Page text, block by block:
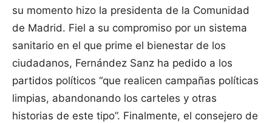
su momento hizo la presidenta de la Comunidad
de Madrid. Fiel a su compromiso por un sistema
sanitario en el que prime el bienestar de los
ciudadanos, Fernández Sanz ha pedido a los
partidos políticos “que realicen campañas políticas
limpias, abandonando los carteles y otras
historias de este tipo”. Finalmente, el consejero de